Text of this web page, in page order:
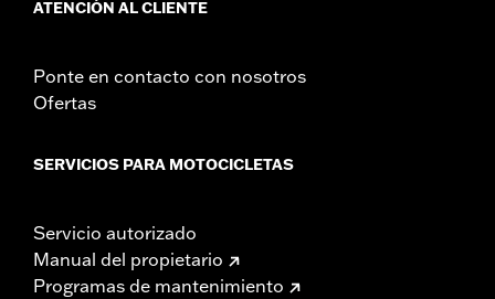
ATENCIÓN AL CLIENTE
Ponte en contacto con nosotros
Ofertas
SERVICIOS PARA MOTOCICLETAS
Servicio autorizado
Manual del propietario
Programas de mantenimiento